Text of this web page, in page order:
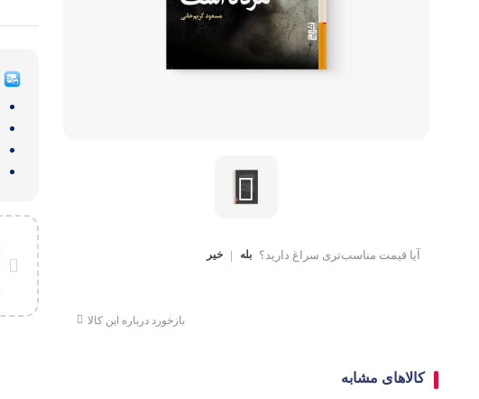
آیا قیمت مناسب‌تری سراغ دارید؟ بله | خیر
بازخورد درباره این کالا
کالاهای مشابه